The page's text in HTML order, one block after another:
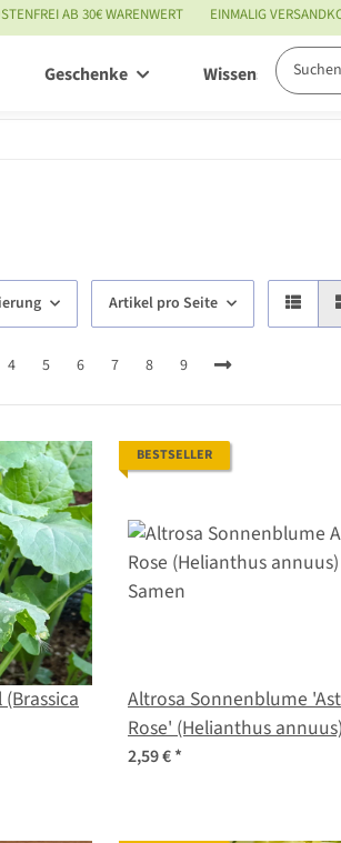
AB 30€ WARENWERT EINMALIG
Geschenke Wissenswertes
Artikel pro Seite
4 5 6 7 8 9
BESTSELLER
Altrosa Sonnenblume
Rose' (Helianthus annuus)
Samen
2,59 €*